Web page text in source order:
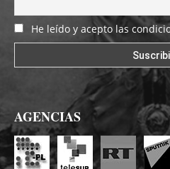
He leído y acepto las
AGENCIAS